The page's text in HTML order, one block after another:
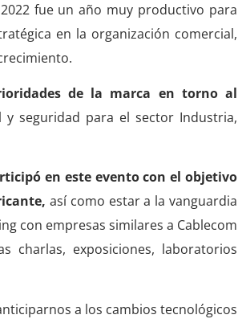
fue un año muy productivo para
en la organización comercial,
de la marca en torno al
y seguridad para el sector Industria,
en este evento con el objetivo
así como estar a la vanguardia
con empresas similares a Cablecom
charlas, exposiciones, laboratorios
a los cambios tecnológicos